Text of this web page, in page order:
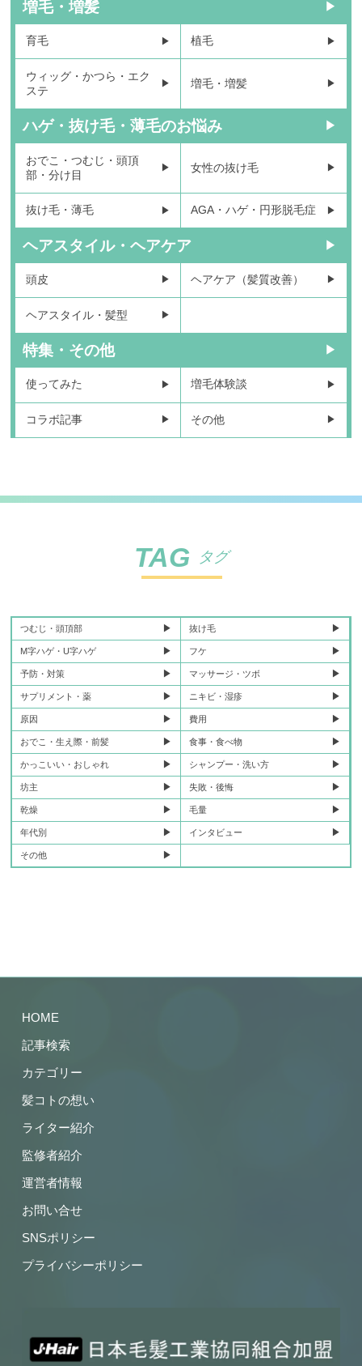
増毛・増髪
育毛 植毛
ウィッグ・かつら・エク
ステ
増毛・増髪
ハゲ・抜け毛・薄毛のお悩み
おでこ・つむじ・頭頂
部・分け目
女性の抜け毛
抜け毛・薄毛 AGA・ハゲ・円形脱毛症
ヘアスタイル・ヘアケア
頭皮 ヘアケア（髪質改善）
ヘアスタイル・髪型
特集・その他
使ってみた 増毛体験談
コラボ記事 その他
TAG タグ
つむじ・頭頂部 抜け毛
M字ハゲ・U字ハゲ フケ
予防・対策 マッサージ・ツボ
サプリメント・薬 ニキビ・湿疹
原因 費用
おでこ・生え際・前髪 食事・食べ物
かっこいい・おしゃれ シャンプー・洗い方
坊主 失敗・後悔
乾燥 毛量
年代別 インタビュー
その他
HOME
記事検索
カテゴリー
髪コトの想い
ライター紹介
監修者紹介
運営者情報
お問い合せ
SNSポリシー
プライバシーポリシー